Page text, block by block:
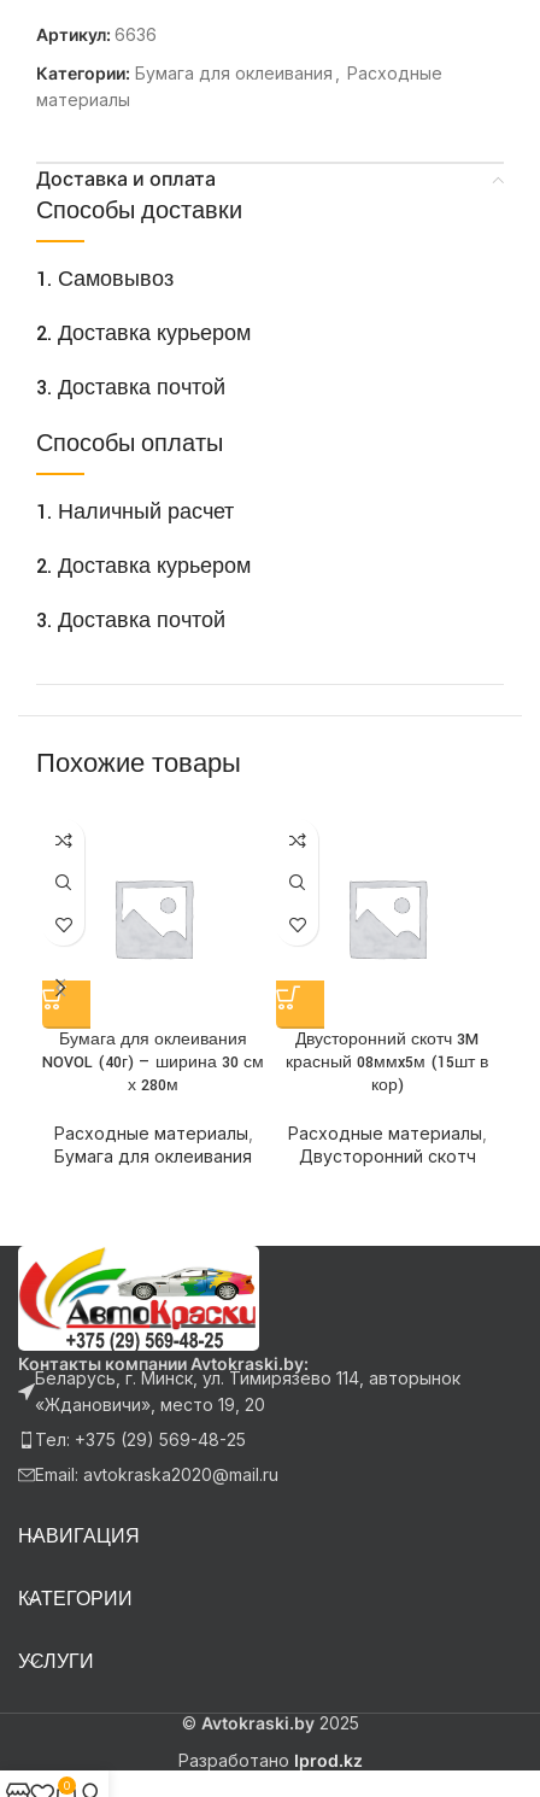
Артикул: 6636
Категории: Бумага для оклеивания
Расходные
материалы
Доставка и оплата
Способы доставки
1. Самовывоз
2. Доставка курьером
3. Доставка почтой
Способы оплаты
1. Наличный расчет
2. Доставка курьером
3. Доставка почтой
Похожие товары
Бумага для оклеивания
NOVOL (40г) — ширина 30 см
х 280м
Расходные материалы
Бумага для оклеивания
Двусторонний скотч 3M
красный 08ммx5м (15шт в
кор)
Расходные материалы
Двусторонний скотч
Контакты компании Avtokraski.by:
Беларусь, г. Минск, ул. Тимирязево 114, авторынок
«Ждановичи», место 19, 20
Тел: +375 (29) 569-48-25
Email: avtokraska2020@mail.ru
НАВИГАЦИЯ
КАТЕГОРИИ
УСЛУГИ
© Avtokraski.by2025
Разработано Iprod.kz
0